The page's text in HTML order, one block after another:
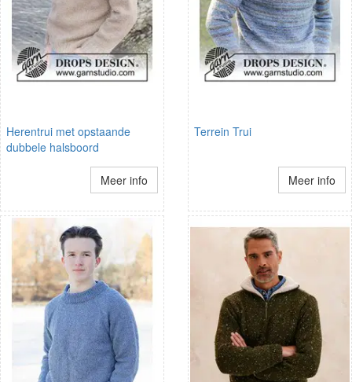
Herentrui met opstaande
dubbele halsboord
Meer info
Terrein Trui
Meer info